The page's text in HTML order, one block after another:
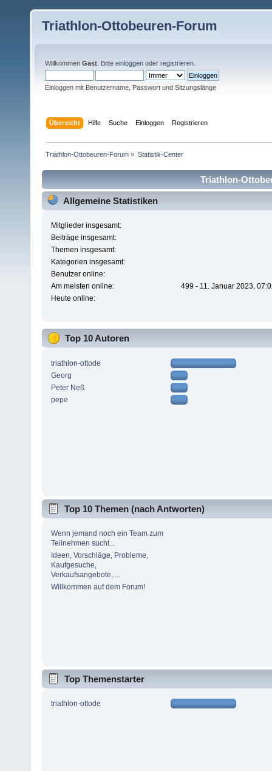
Triathlon-Ottobeuren-Forum
Willkommen Gast . Bitte einloggen oder registrieren
Einloggen mit Benutzername, Passwort und Sitzungslänge
Übersicht Hilfe Suche Einloggen Registrieren
Triathlon-Ottobeuren-Forum » Statistik-Center
Triathlon-
Allgemeine Statistiken
Mitglieder insgesamt:
Beiträge insgesamt:
Themen insgesamt:
Kategorien insgesamt:
Benutzer online:
Am meisten online:
499 - 11. Januar 2023,
Heute online:
Top 10 Autoren
triathlon-ottode
Georg
Peter Neß
pepe
Top 10 Themen (nach Antworten)
Wenn jemand noch ein Team zum
Teilnehmen sucht...
Ideen, Vorschläge, Probleme,
Kaufgesuche,
Verkaufsangebote,....
Willkommen auf dem Forum!
Top Themenstarter
triathlon-ottode